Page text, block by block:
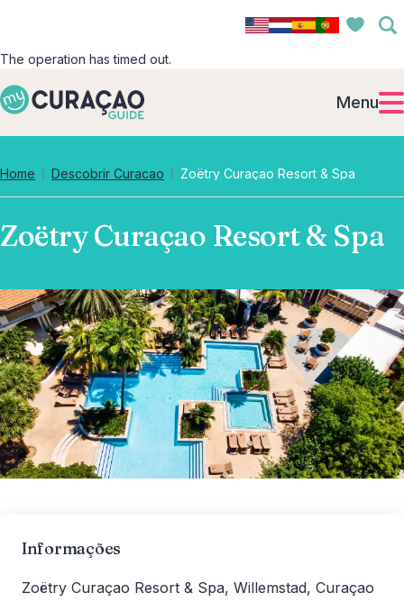
The operation has timed out.
Menu
Home Descobrir Curacao Zoëtry Curaçao Resort & Spa
Zoëtry Curaçao Resort & Spa
Informações
Zoëtry Curaçao Resort & Spa, Willemstad, Curaçao